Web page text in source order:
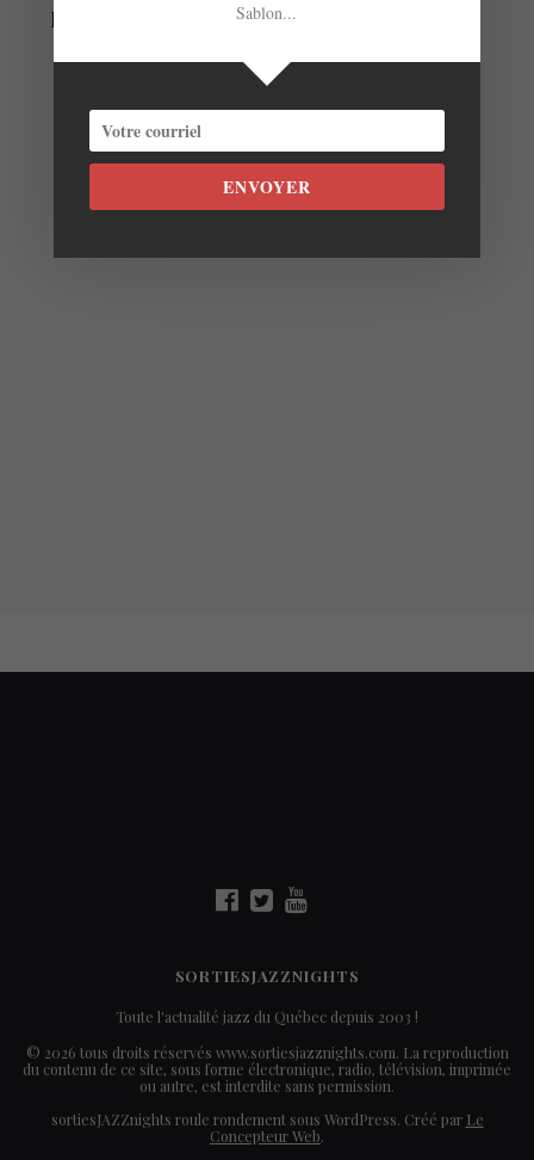
Laisser un commentaire
SORTIESJAZZNIGHTS
Toute l'actualité jazz du Québec depuis 2003 !
© 2026 tous droits réservés www.sortiesjazznights.com. La reproduction
du contenu de ce site, sous forme électronique, radio, télévision, imprimée
ou autre, est interdite sans permission.
sortiesJAZZnights roule rondement sous WordPress. Créé par Le
Concepteur Web.
Sablon...
ENVOYER